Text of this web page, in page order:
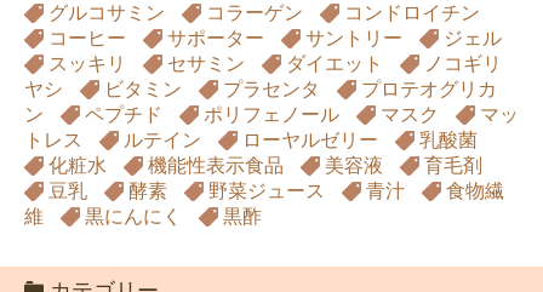
グルコサミン
コラーゲン
コンドロイチン
コーヒー
サポーター サントリー
ジェル
スッキリ
セサミン ダイエット
ノコギリ
ヤシ
ビタミン プラセンタ
プロテオグリカ
ン
ペプチド ポリフェノール マスク
マッ
トレス
ルテイン ローヤルゼリー
乳酸菌
化粧水
機能性表示食品 美容液
育毛剤
豆乳
酵素 野菜ジュース 青汁
食物繊
維
黒にんにく 黒酢